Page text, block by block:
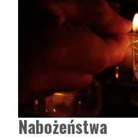
Nabożeństwa